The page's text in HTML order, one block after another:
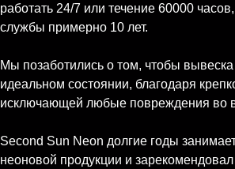
работать 24/7 или течение 60000
службы примерно 10 лет.
Мы позаботились о том, чтобы
идеальном состоянии, благодаря
исключающей любые повреждения во
Second Sun Neon долгие годы
неоновой продукции и